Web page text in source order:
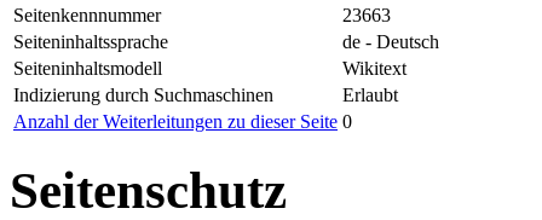
Seitenkennnummer
23663
Seiteninhaltssprache
de - Deutsch
Seiteninhaltsmodell
Wikitext
Indizierung durch Suchmaschinen
Erlaubt
Anzahl der Weiterleitungen zu dieser Seite 0
Seitenschutz